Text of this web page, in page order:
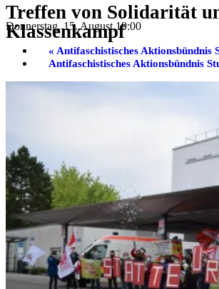
Treffen von Solidarität
Klassenkampf
Donnerstag, 15. August,19:00
« Antifaschistisches
Antifaschistisches Aktionsbündnis